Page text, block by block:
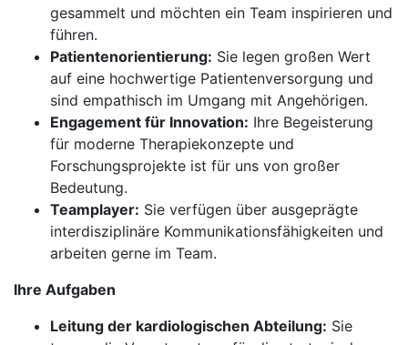
gesammelt und möchten ein Team inspirieren und
führen.
Patientenorientierung: Sie legen großen Wert
auf eine hochwertige Patientenversorgung und
sind empathisch im Umgang mit Angehörigen.
Engagement für Innovation: Ihre Begeisterung
für moderne Therapiekonzepte und
Forschungsprojekte ist für uns von großer
Bedeutung.
Teamplayer: Sie verfügen über ausgeprägte
interdisziplinäre Kommunikationsfähigkeiten und
arbeiten gerne im Team.
Ihre Aufgaben
Leitung der kardiologischen Abteilung: Sie